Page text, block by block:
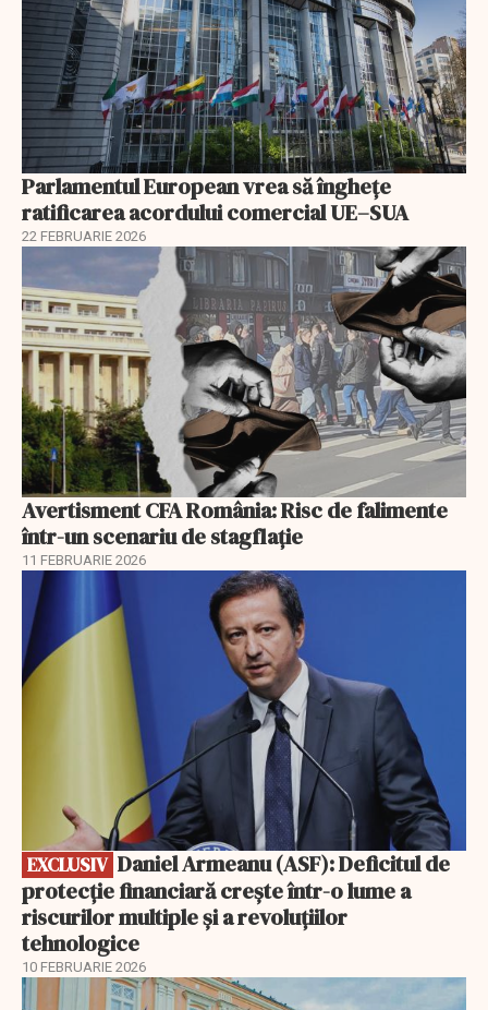
Parlamentul European vrea să înghețe
ratificarea acordului comercial UE–SUA
22 FEBRUARIE 2026
Avertisment CFA România: Risc de falimente
într-un scenariu de stagflație
11 FEBRUARIE 2026
EXCLUSIV
EXCLUSIV
protecție financiară crește într-o lume a
riscurilor multiple și a revoluțiilor
tehnologice
10 FEBRUARIE 2026